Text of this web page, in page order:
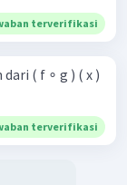
terverifikasi
terverifikasi